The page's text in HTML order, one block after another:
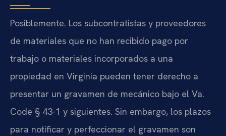
Posiblemente. Los subcontratistas y proveedores
de materiales que no han recibido pago por
trabajo o materiales incorporados a una
propiedad en Virginia pueden tener derecho a
presentar un gravamen de mecánico bajo el Va.
Code § 43-1 y siguientes. Sin embargo, los plazos
para notificar y perfeccionar el gravamen son